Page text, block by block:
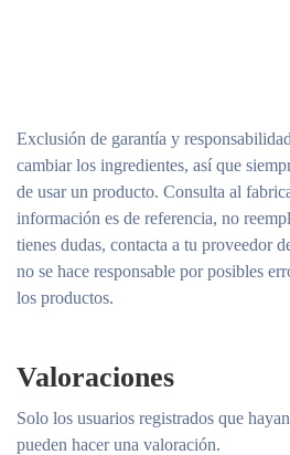
Exclusión de garantía y responsabilidad
cambiar los ingredientes, así que
de usar un producto. Consulta al
información es de referencia, no
tienes dudas, contacta a tu proveedor
no se hace responsable por posibles
los productos.
Valoraciones
Solo los usuarios registrados que
pueden hacer una valoración.